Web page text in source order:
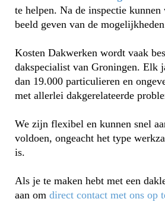
te helpen. Na de inspectie kunnen
beeld geven van de
Kosten Dakwerken wordt vaak
dakspecialist van Groningen. Elk
dan 19.000 particulieren en
met allerlei dakgerelateerde
We zijn flexibel en kunnen snel
voldoen, ongeacht het type
is.
Als je te maken hebt met een
aan om direct contact met ons op